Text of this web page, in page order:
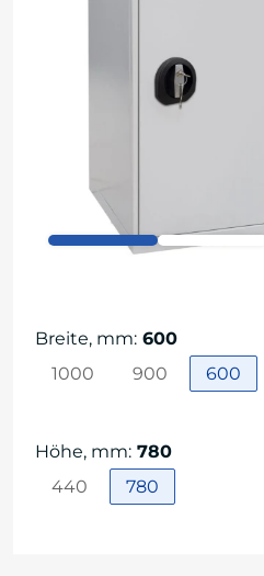
Breite, mm: 600
1000
900 600
Höhe, mm: 780
440
780